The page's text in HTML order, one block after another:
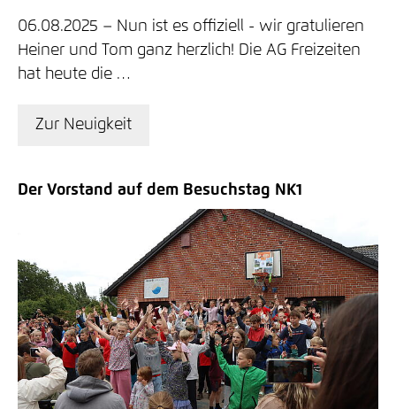
06.08.2025
Nun ist es offiziell - wir gratulieren
Heiner und Tom ganz herzlich! Die AG Freizeiten
hat heute die …
Zur Neuigkeit
Der Vorstand auf dem Besuchstag NK1